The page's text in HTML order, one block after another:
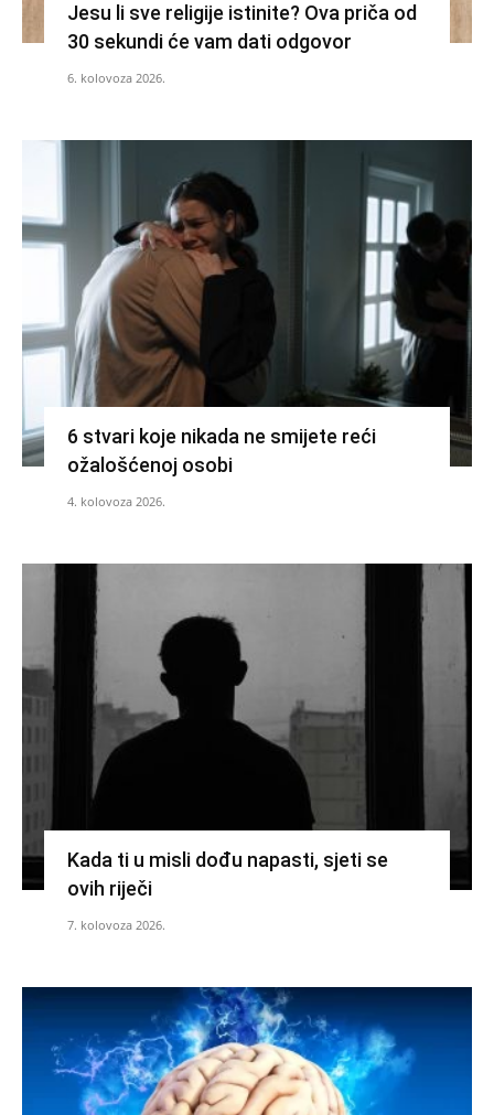
Jesu li sve religije istinite? Ova priča od
30 sekundi će vam dati odgovor
6. kolovoza 2026.
6 stvari koje nikada ne smijete reći
ožalošćenoj osobi
4. kolovoza 2026.
Kada ti u misli dođu napasti, sjeti se
ovih riječi
7. kolovoza 2026.